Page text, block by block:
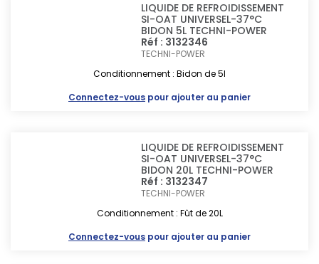
LIQUIDE DE REFROIDISSEMENT
SI-OAT UNIVERSEL-37°C
BIDON 5L TECHNI-POWER
Réf : 3132346
TECHNI-POWER
Conditionnement : Bidon de 5l
Connectez-vous pour ajouter au panier
LIQUIDE DE REFROIDISSEMENT
SI-OAT UNIVERSEL-37°C
BIDON 20L TECHNI-POWER
Réf : 3132347
TECHNI-POWER
Conditionnement : Fût de 20L
Connectez-vous pour ajouter au panier